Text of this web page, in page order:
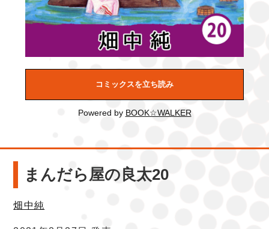
コミックスを立ち読み
Powered by BOOK☆WALKER
まんだら屋の良太20
畑中純